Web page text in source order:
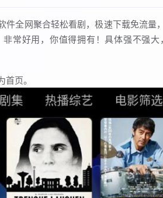
件全网聚合轻松看剧，极速下载免流量
常好用，你值得拥有！具体强不强
页。